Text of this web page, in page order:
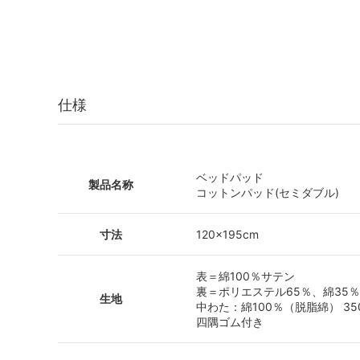
仕様
製品名称
ベッドパッド
コットンパッド(セミダブル)
寸法 120×195cm
生地
表＝綿100％サテン
裏＝ポリエステル65％、綿35％
中わた：綿100％（脱脂綿）
四隅ゴム付き